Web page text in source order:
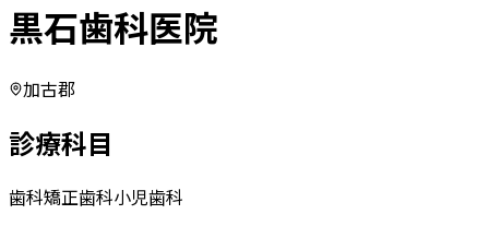
黒石歯科医院
加古郡
診療科目
歯科矯正歯科小児歯科